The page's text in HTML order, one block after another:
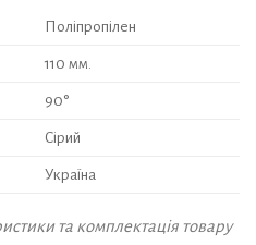
Поліпропілен
110 мм.
90°
Сірий
Україна
та комплектація товару